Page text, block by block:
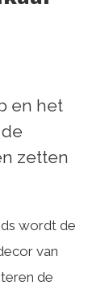
en het
zetten
wordt de
van
de